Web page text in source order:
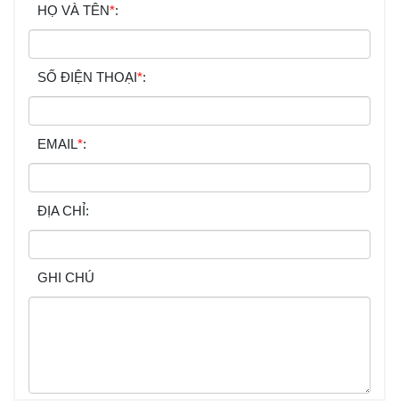
HỌ VÀ TÊN*:
SỐ ĐIỆN THOẠI*:
EMAIL*:
ĐỊA CHỈ:
GHI CHÚ